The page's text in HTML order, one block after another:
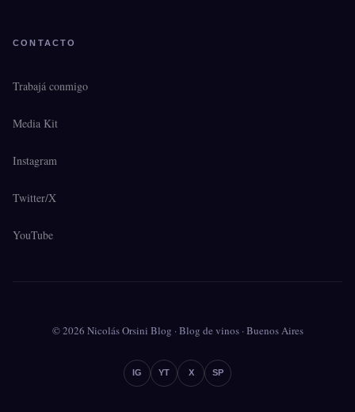
CONTACTO
Trabajá conmigo
Media Kit
Instagram
Twitter/X
YouTube
© 2026 Nicolás Orsini Blog · Blog de vinos · Buenos Aires
IG YT X SP